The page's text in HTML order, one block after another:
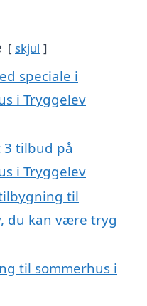
skjul
speciale i
i Tryggelev
tilbud på
i Tryggelev
til
du kan være tryg
til sommerhus i